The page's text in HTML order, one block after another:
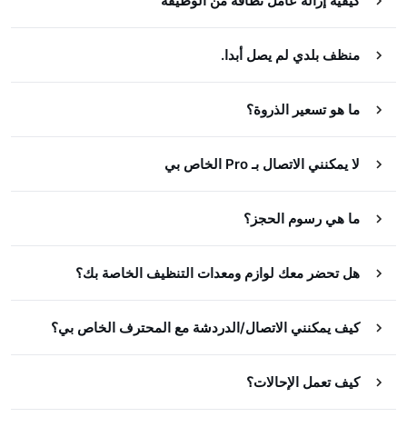
منظف بلدي لم يصل أبدا.
ما هو تسعير الذروة؟
لا يمكنني الاتصال بـ Pro الخاص بي
ما هي رسوم الحجز؟
هل تحضر معك لوازم ومعدات التنظيف الخاصة بك؟
كيف يمكنني الاتصال/الدردشة مع المحترف الخاص بي؟
كيف تعمل الإحالات؟